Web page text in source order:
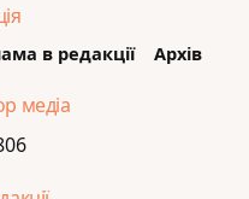
в редакції Архів
медіа